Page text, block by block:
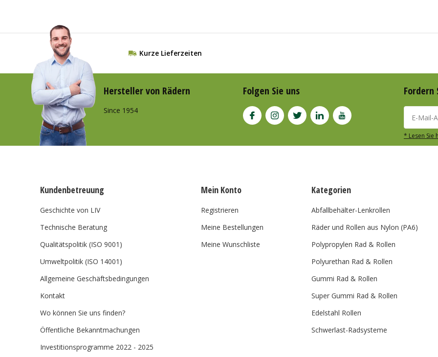
Kurze Lieferzeiten
Hersteller von Rädern
Since 1954
Folgen Sie uns Fordern
* Lesen Sie
Kundenbetreuung
Geschichte von LIV
Technische Beratung
Qualitätspolitik (ISO 9001)
Umweltpolitik (ISO 14001)
Allgemeine Geschäftsbedingungen
Kontakt
Wo können Sie uns finden?
Öffentliche Bekanntmachungen
Investitionsprogramme 2022 - 2025
Mein Konto
Registrieren
Meine Bestellungen
Meine Wunschliste
Kategorien
Abfallbehälter-Lenkrollen
Räder und Rollen aus Nylon (PA6)
Polypropylen Rad & Rollen
Polyurethan Rad & Rollen
Gummi Rad & Rollen
Super Gummi Rad & Rollen
Edelstahl Rollen
Schwerlast-Radsysteme